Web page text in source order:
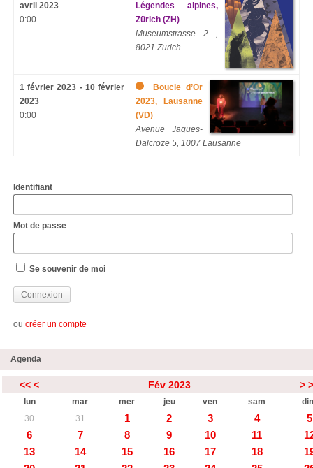
avril 2023
0:00
Légendes alpines,
Zürich (ZH)
Museumstrasse 2 ,
8021 Zurich
1 février 2023 - 10 février
2023
0:00
Boucle d’Or
2023, Lausanne
(VD)
Avenue Jaques-
Dalcroze 5, 1007 Lausanne
Identifiant
Mot de passe
Se souvenir de moi
ou créer un compte
Agenda
<< < Fév 2023 >
lun mar mer jeu ven sam
30
31 1 2 3 4
5
6
7 8 9 10 11
13
14 15 16 17 18